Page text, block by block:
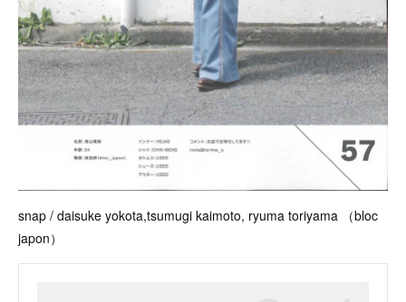
snap / daisuke yokota,tsumugi kaimoto, ryuma toriyama （bloc
japon）